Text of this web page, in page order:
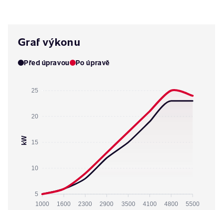
Graf výkonu
Před úpravou Po úpravě
25
20
15
10
5
kW
1000 1600 2300 2900 3500 4100 4800 5500